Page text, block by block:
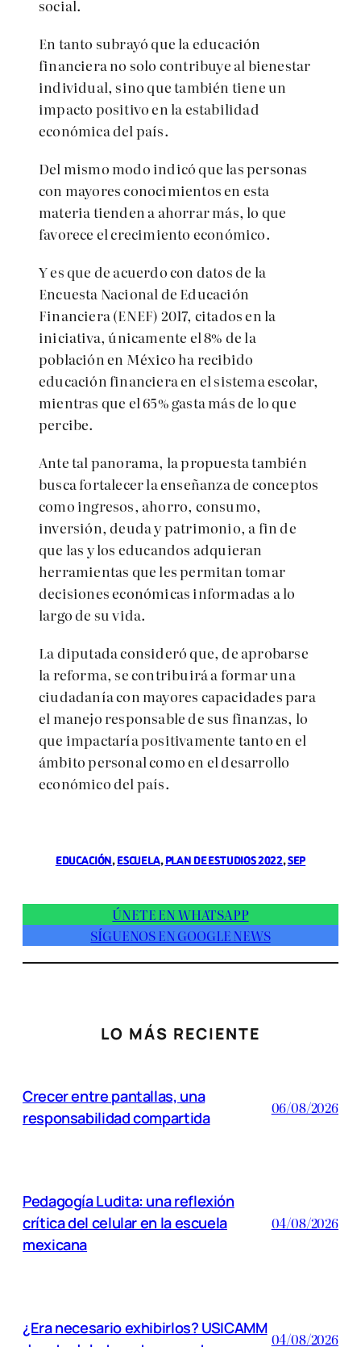
social.
En tanto subrayó que la educación
financiera no solo contribuye al bienestar
individual, sino que también tiene un
impacto positivo en la estabilidad
económica del país.
Del mismo modo indicó que las personas
con mayores conocimientos en esta
materia tienden a ahorrar más, lo que
favorece el crecimiento económico.
Y es que de acuerdo con datos de la
Encuesta Nacional de Educación
Financiera (ENEF) 2017, citados en la
iniciativa, únicamente el 8% de la
población en México ha recibido
educación financiera en el sistema escolar,
mientras que el 65% gasta más de lo que
percibe.
Ante tal panorama, la propuesta también
busca fortalecer la enseñanza de conceptos
como ingresos, ahorro, consumo,
inversión, deuda y patrimonio, a fin de
que las y los educandos adquieran
herramientas que les permitan tomar
decisiones económicas informadas a lo
largo de su vida.
La diputada consideró que, de aprobarse
la reforma, se contribuirá a formar una
ciudadanía con mayores capacidades para
el manejo responsable de sus finanzas, lo
que impactaría positivamente tanto en el
ámbito personal como en el desarrollo
económico del país.
EDUCACIÓN, ESCUELA, PLAN DE ESTUDIOS 2022, SEP
ÚNETE EN WHATSAPP
SÍGUENOS EN GOOGLE NEWS
LO MÁS RECIENTE
Crecer entre pantallas, una
responsabilidad compartida
06/08/2026
Pedagogía Ludita: una reflexión
crítica del celular en la escuela
mexicana
04/08/2026
¿Era necesario exhibirlos? USICAMM
04/08/2026